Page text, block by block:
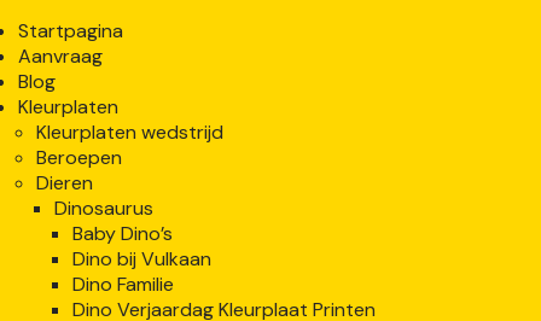
Startpagina
Aanvraag
Blog
Kleurplaten
Kleurplaten wedstrijd
Beroepen
Dieren
Dinosaurus
Baby Dino’s
Dino bij Vulkaan
Dino Familie
Dino Verjaardag Kleurplaat Printen